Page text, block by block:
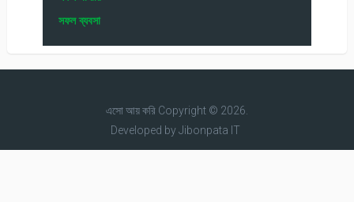
সফল ব্যবসা
এসো আয় করিCopyright © 2026.
Developed byJibonpata IT